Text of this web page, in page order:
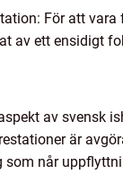
För att
av ett ensidigt
av svensk
är
når